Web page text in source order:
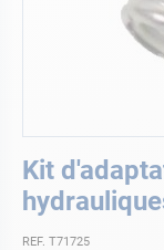
Kit
REF. T71725
all'inizio
della
galleria
di